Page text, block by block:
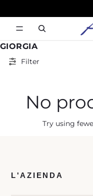
GIORGIA
Filter
No
Try using
L'AZIENDA